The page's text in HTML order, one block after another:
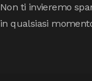
Non ti invieremo
in qualsiasi